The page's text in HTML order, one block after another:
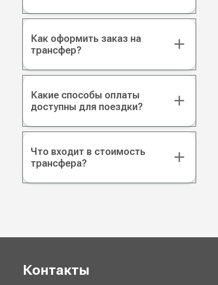
Как оформить заказ на
трансфер?
Какие способы оплаты
доступны для поездки?
Что входит в стоимость
трансфера?
Контакты